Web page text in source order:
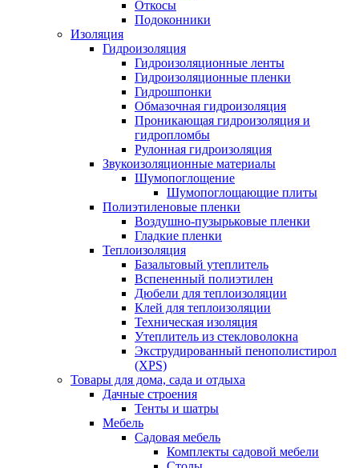
Откосы
Подоконники
Изоляция
Гидроизоляция
Гидроизоляционные ленты
Гидроизоляционные пленки
Гидрошпонки
Обмазочная гидроизоляция
Проникающая гидроизоляция и
гидропломбы
Рулонная гидроизоляция
Звукоизоляционные материалы
Шумопоглощение
Шумопоглощающие плиты
Полиэтиленовые пленки
Воздушно-пузырьковые пленки
Гладкие пленки
Теплоизоляция
Базальтовый утеплитель
Вспененный полиэтилен
Дюбели для теплоизоляции
Клей для теплоизоляции
Техническая изоляция
Утеплитель из стекловолокна
Экструдированный пенополистирол
(XPS)
Товары для дома, сада и отдыха
Дачные строения
Тенты и шатры
Мебель
Садовая мебель
Комплекты садовой мебели